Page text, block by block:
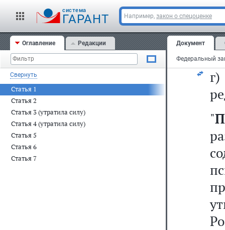
cистема
ГАРАНТ Например, закон о спецоценке
Оглавление Редакции
Свернуть
Статья 1
Статья 2
Статья 3 (утратила силу)
Статья 4 (утратила силу)
Статья 5
Статья 6
Статья 7
Документ
"